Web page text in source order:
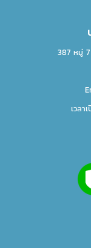
387 หมู่ 7
เวลา